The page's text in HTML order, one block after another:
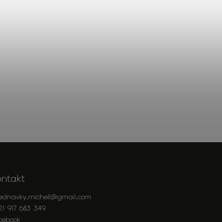
@gmail.com
917 683 349